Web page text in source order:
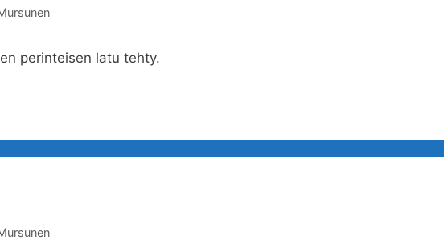
perinteisen latu tehty.